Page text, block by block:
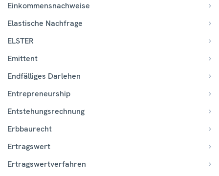
Einkommensnachweise
Elastische Nachfrage
ELSTER
Emittent
Endfälliges Darlehen
Entrepreneurship
Entstehungsrechnung
Erbbaurecht
Ertragswert
Ertragswertverfahren